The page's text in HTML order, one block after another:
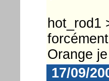
hot_rod1
Orange
17/09/